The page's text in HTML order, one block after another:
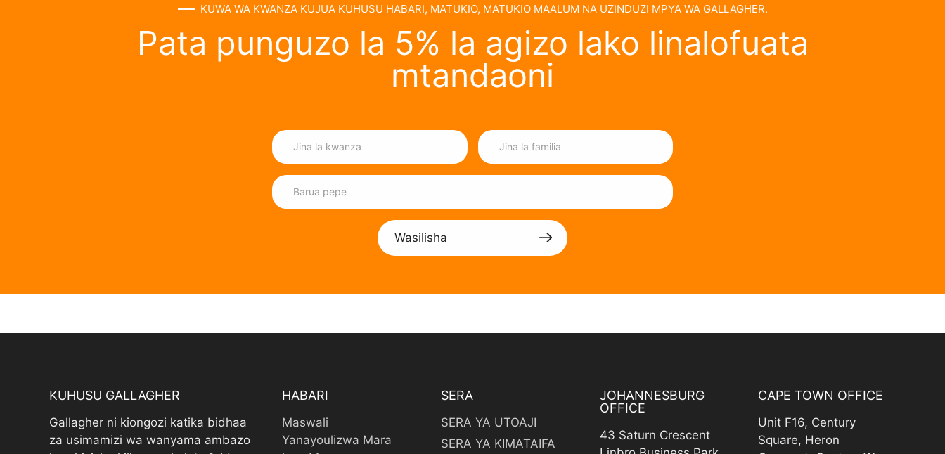
KUWA WA KWANZA KUJUA KUHUSU HABARI, MATUKIO, MATUKIO MAALUM NA UZINDUZI MPYA WA GALLAGHER.
Pata punguzo la 5% la agizo lako linalofuata
mtandaoni
Wasilisha
KUHUSU GALLAGHER
Gallagher ni kiongozi katika bidhaa
za usimamizi wa wanyama ambazo
HABARI
Maswali
Yanayoulizwa Mara
SERA
SERA YA UTOAJI
SERA YA KIMATAIFA
JOHANNESBURG
OFFICE
43 Saturn Crescent
CAPE TOWN OFFICE
Unit F16, Century
Square, Heron